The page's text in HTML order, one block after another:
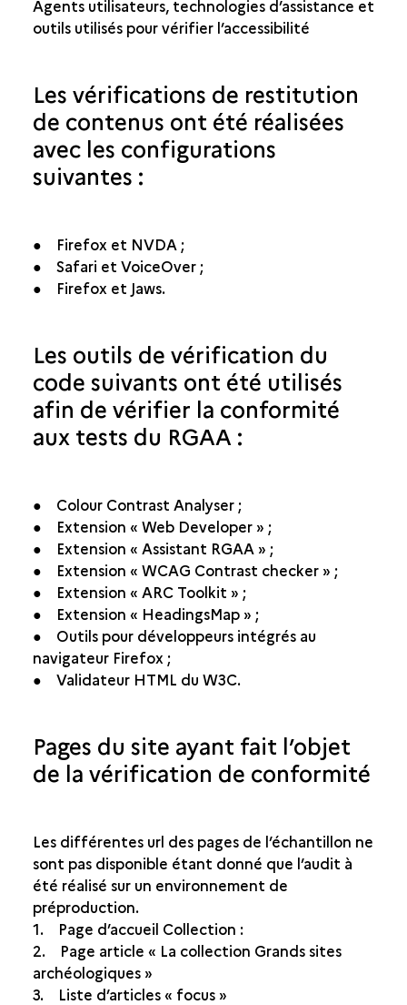
Agents utilisateurs, technologies d’assistance et
outils utilisés pour vérifier l’accessibilité
Les vérifications de restitution
de contenus ont été réalisées
avec les configurations
suivantes :
● Firefox et NVDA ;
● Safari et VoiceOver ;
● Firefox et Jaws.
Les outils de vérification du
code suivants ont été utilisés
afin de vérifier la conformité
aux tests du RGAA :
● Colour Contrast Analyser ;
● Extension « Web Developer » ;
● Extension « Assistant RGAA » ;
● Extension « WCAG Contrast checker » ;
● Extension « ARC Toolkit » ;
● Extension « HeadingsMap » ;
● Outils pour développeurs intégrés au
navigateur Firefox ;
● Validateur HTML du W3C.
Pages du site ayant fait l’objet
de la vérification de conformité
Les différentes url des pages de l’échantillon ne
sont pas disponible étant donné que l’audit à
été réalisé sur un environnement de
préproduction.
1. Page d’accueil Collection :
2. Page article « La collection Grands sites
archéologiques »
3. Liste d’articles « focus »